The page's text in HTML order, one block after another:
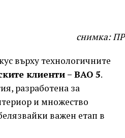
снимка: ПР
върху технологичните
клиенти – BAO 5.
разработена за
и множество
важен етап в